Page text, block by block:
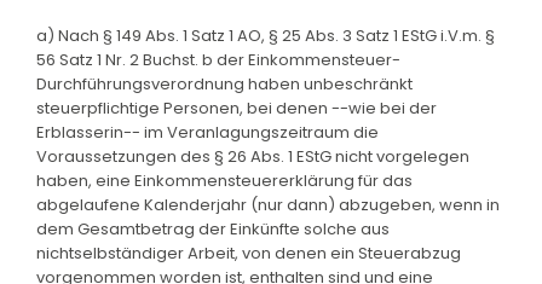
a) Nach § 149 Abs. 1 Satz 1 AO, § 25 Abs. 3 Satz 1 EStG i.V.m. §
56 Satz 1 Nr. 2 Buchst. b der Einkommensteuer-
Durchführungsverordnung haben unbeschränkt
steuerpflichtige Personen, bei denen --wie bei der
Erblasserin-- im Veranlagungszeitraum die
Voraussetzungen des § 26 Abs. 1 EStG nicht vorgelegen
haben, eine Einkommensteuererklärung für das
abgelaufene Kalenderjahr (nur dann) abzugeben, wenn in
dem Gesamtbetrag der Einkünfte solche aus
nichtselbständiger Arbeit, von denen ein Steuerabzug
vorgenommen worden ist, enthalten sind und eine